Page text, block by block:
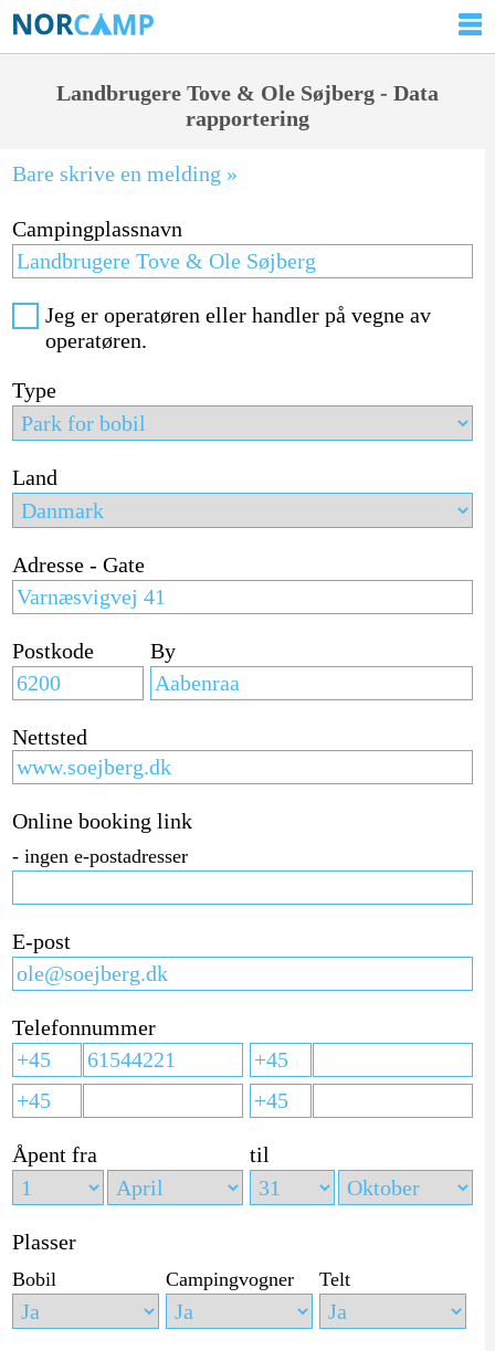
Landbrugere Tove & Ole Søjberg - Data
rapportering
Bare skrive en melding »
Campingplassnavn
Jeg er operatøren eller handler på vegne av
operatøren.
Type
Land
Adresse - Gate
Postkode By
Nettsted
Online booking link
- ingen e-postadresser
E-post
Telefonnummer
Åpent fra til
Plasser
Bobil Campingvogner Telt